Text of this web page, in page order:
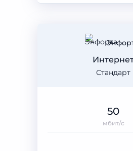
Стандарт
50
мбит/с